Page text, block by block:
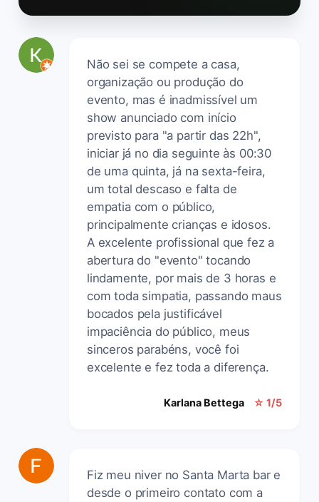
Não sei se compete a casa,
organização ou produção do
evento, mas é inadmissível um
show anunciado com início
previsto para "a partir das 22h",
iniciar já no dia seguinte às 00:30
de uma quinta, já na sexta-feira,
um total descaso e falta de
empatia com o público,
principalmente crianças e idosos.
A excelente profissional que fez a
abertura do "evento" tocando
lindamente, por mais de 3 horas e
com toda simpatia, passando maus
bocados pela justificável
impaciência do público, meus
sinceros parabéns, você foi
excelente e fez toda a diferença.
Karlana Bettega ☆ 1/5
Fiz meu niver no Santa Marta bar e
desde o primeiro contato com a